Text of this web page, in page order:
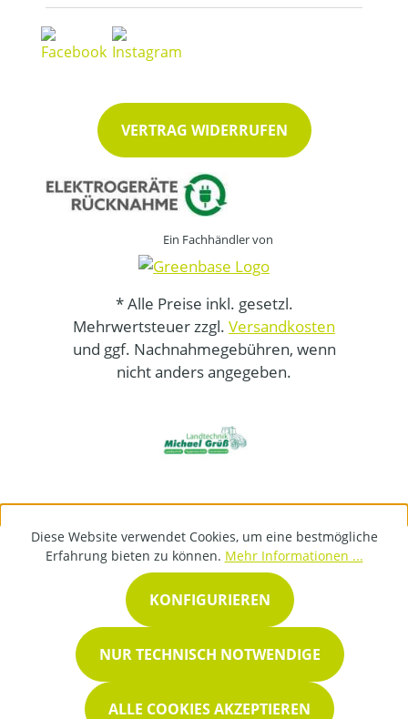
VERTRAG WIDERRUFEN
Ein Fachhändler von
* Alle Preise inkl. gesetzl.
Mehrwertsteuer zzgl. Versandkosten
und ggf. Nachnahmegebühren, wenn
nicht anders angegeben.
Diese Website verwendet Cookies, um eine bestmögliche
Erfahrung bieten zu können. Mehr Informationen ...
NUR TECHNISCH NOTWENDIGE
KONFIGURIEREN
ALLE COOKIES AKZEPTIEREN